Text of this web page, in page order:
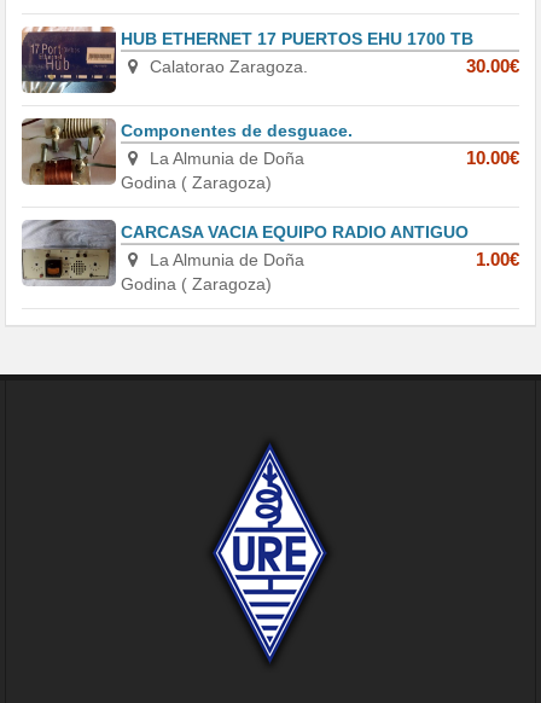
HUB ETHERNET 17 PUERTOS EHU 1700 TB
Calatorao Zaragoza.
30.00€
Componentes de desguace.
La Almunia de Doña
Godina ( Zaragoza)
10.00€
CARCASA VACIA EQUIPO RADIO ANTIGUO
La Almunia de Doña
Godina ( Zaragoza)
1.00€